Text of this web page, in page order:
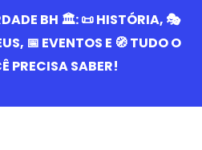
BH 🏛️: 📜 HISTÓRIA, 🎭
📅 EVENTOS E 🧭 TUDO O
PRECISA SABER!